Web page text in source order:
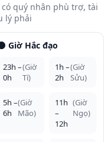
quý nhân phù trợ, tài
lý phải
Giờ Hắc đạo
23h –
0h
(Giờ
Tí)
1h –
2h
(Giờ
Sửu)
5h –
6h
(Giờ
Mão)
11h
–
12h
(Giờ
Ngọ)